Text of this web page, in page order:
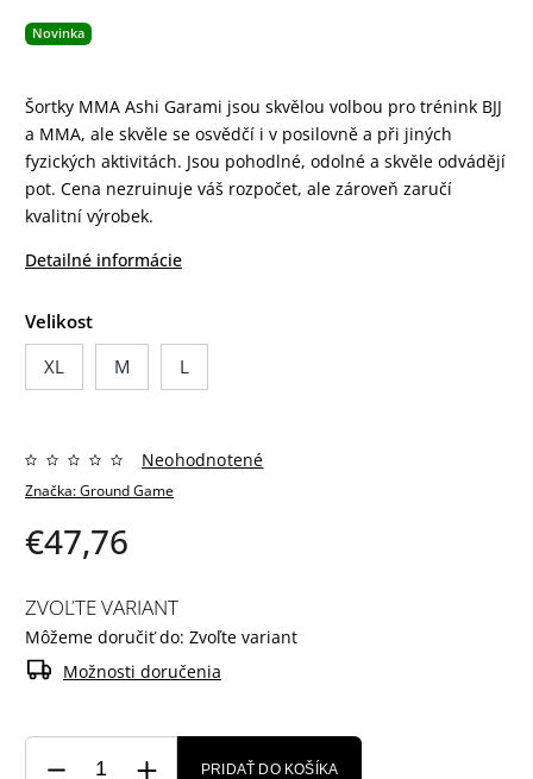
Novinka
Šortky MMA Ashi Garami jsou skvělou volbou pro trénink BJJ
a MMA, ale skvěle se osvědčí i v posilovně a při jiných
fyzických aktivitách. Jsou pohodlné, odolné a skvěle odvádějí
pot. Cena nezruinuje váš rozpočet, ale zároveň zaručí
kvalitní výrobek.
Detailné informácie
Velikost
XL
M L
Značka:Ground Game
Neohodnotené
€47,76
ZVOĽTE VARIANT
Môžeme doručiť do: Zvoľte variant
Možnosti doručenia
PRIDAŤ DO KOŠÍKA